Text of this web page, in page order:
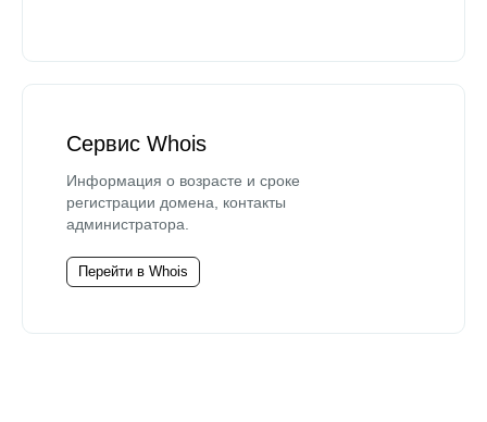
Сервис Whois
Информация о возрасте и сроке
регистрации домена, контакты
администратора.
Перейти в Whois